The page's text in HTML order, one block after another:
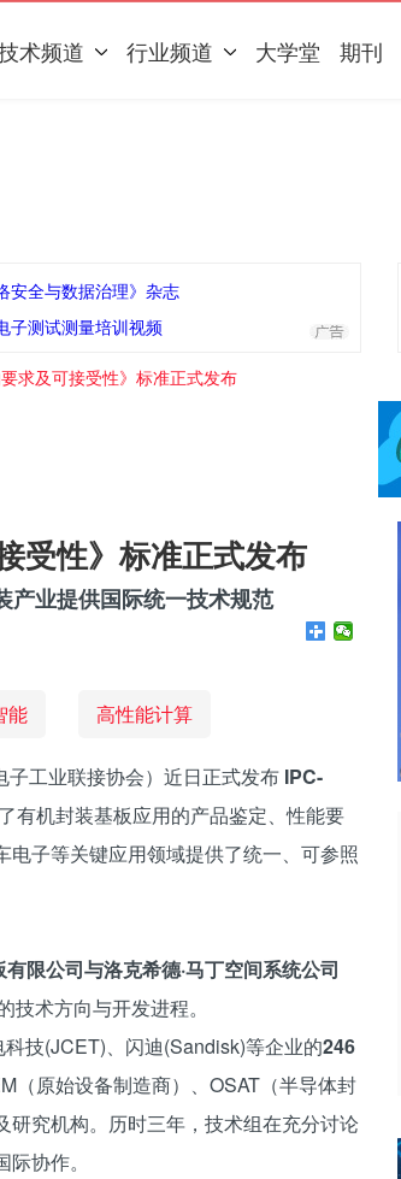
术频道 行业频道 大学堂 期刊
安全与数据治理》杂志
子测试测量培训视频
求及可接受性》标准正式发布
受性》标准正式发布
产业提供国际统一技术规范
能 高性能计算
子工业联接协会）近日正式发布 IPC-
有机封装基板应用的产品鉴定、性能要
电子等关键应用领域提供了统一、可参照
限公司与洛克希德·马丁空间系统公司
术方向与开发进程。
技(JCET)、闪迪(Sandisk)等企业的246
（原始设备制造商）、OSAT（半导体封
究机构。历时三年，技术组在充分讨论
协作。